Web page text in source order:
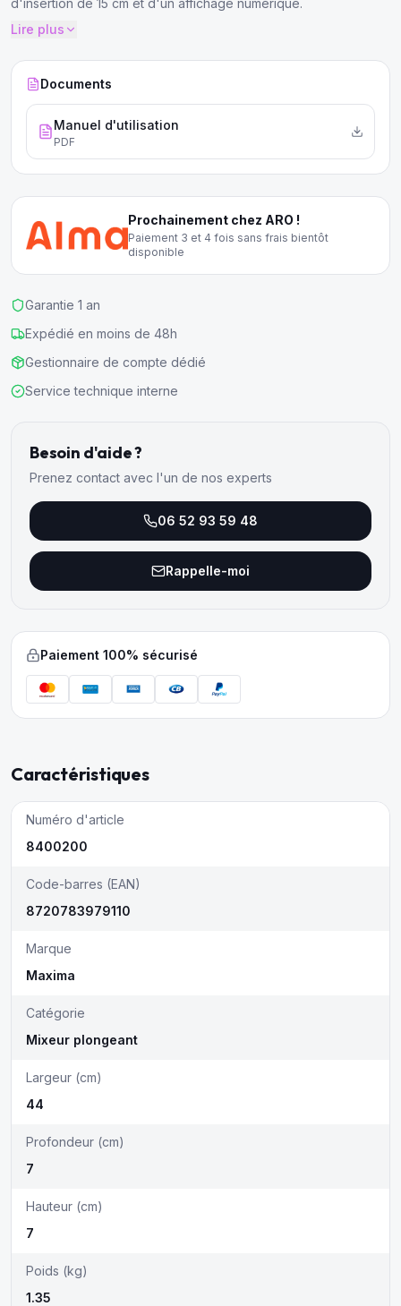
d'insertion de 15 cm et d'un affichage numérique.
Lire plus
Documents
Manuel d'utilisation
PDF
Prochainement chez ARO !
Paiement 3 et 4 fois sans frais bientôt
disponible
Garantie 1 an
Expédié en moins de 48h
Gestionnaire de compte dédié
Service technique interne
Besoin d'aide ?
Prenez contact avec l'un de nos experts
06 52 93 59 48
Rappelle-moi
Paiement 100% sécurisé
Caractéristiques
Numéro d'article
8400200
Code-barres (EAN)
8720783979110
Marque
Maxima
Catégorie
Mixeur plongeant
Largeur (cm)
44
Profondeur (cm)
7
Hauteur (cm)
7
Poids (kg)
1.35